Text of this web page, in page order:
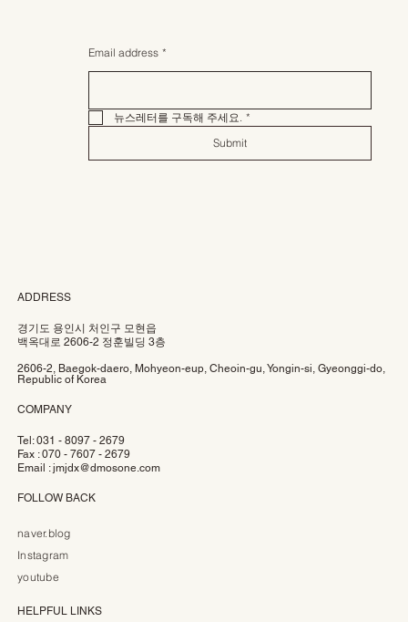
Email address *
뉴스레터를 구독해 주세요.
*
Submit
ADDRESS
경기도 용인시 처인구 모현읍
백옥대로 2606-2 정훈빌딩 3층
2606-2, Baegok-daero, Mohyeon-eup, Cheoin-gu, Yongin-si, Gyeonggi-do,
Republic of Korea
COMPANY
Tel: 031 - 8097 - 2679
Fax : 070 - 7607 - 2679
Email :jmjdx@dmosone.com
FOLLOW BACK
naver.blog
Instagram
youtube
HELPFUL LINKS